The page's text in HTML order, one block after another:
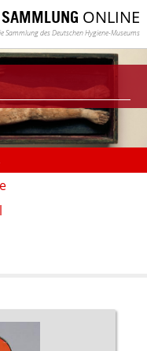
SAMMLUNG ONLINE
Sammlung des Deutschen Hygiene-Museums